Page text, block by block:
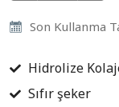
Son Kullanma
Hidrolize
Sıfır şeker